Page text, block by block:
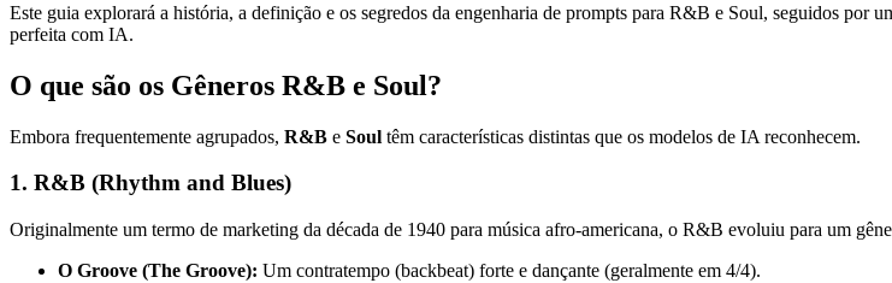
Este guia explorará a história, a definição e os segredos da engenharia de prompts para R&B e Soul, seguidos por
perfeita com IA.
O que são os Gêneros R&B e Soul?
Embora frequentemente agrupados, R&B e Soul têm características distintas que os modelos de IA reconhecem.
1. R&B (Rhythm and Blues)
Originalmente um termo de marketing da década de 1940 para música afro-americana, o R&B evoluiu para um
O Groove (The Groove): Um contratempo (backbeat) forte e dançante (geralmente em 4/4).